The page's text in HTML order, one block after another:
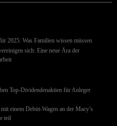
2025: Was Familien wissen müssen
sich: Eine neue Ära der
Top-Dividendenaktien für Anleger
einem Debüt-Wagen an der Macy’s
teil